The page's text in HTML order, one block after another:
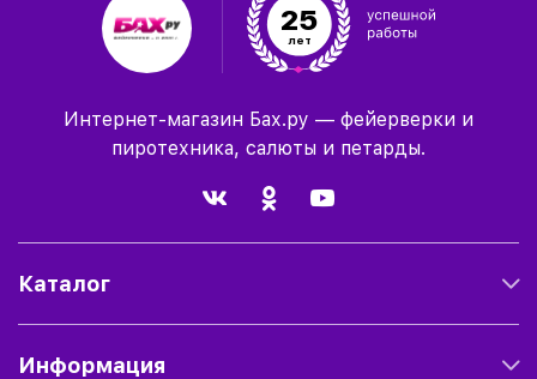
25
лет
Интернет-магазин Бах.ру — фейерверки и
пиротехника, салюты и петарды.
Каталог
Информация